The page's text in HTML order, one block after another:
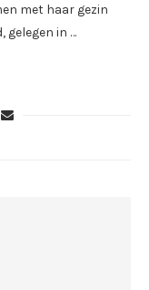
met haar gezin
gelegen in …